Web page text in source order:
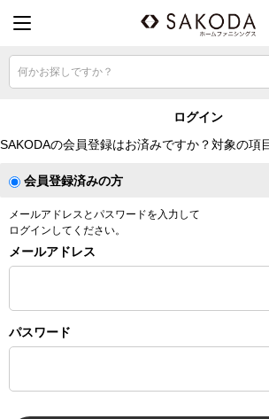
何かお探しですか？
ログイン
SAKODAの会員登録はお済みですか？対象の項
会員登録済みの方
メールアドレスとパスワードを入力して
ログインしてください。
メールアドレス
パスワード